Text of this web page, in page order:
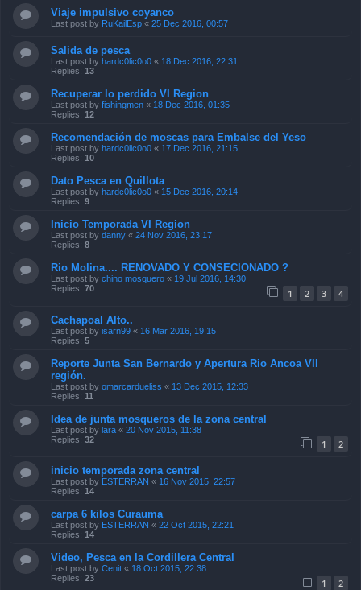
Viaje impulsivo coyanco
Last post by RuKailEsp « 25 Dec 2016, 00:57
Salida de pesca
Last post by hardc0lic0o0 « 18 Dec 2016, 22:31
Replies: 13
Recuperar lo perdido VI Region
Last post by fishingmen « 18 Dec 2016, 01:35
Replies: 12
Recomendación de moscas para Embalse del Yeso
Last post by hardc0lic0o0 « 17 Dec 2016, 21:15
Replies: 10
Dato Pesca en Quillota
Last post by hardc0lic0o0 « 15 Dec 2016, 20:14
Replies: 9
Inicio Temporada VI Region
Last post by danny « 24 Nov 2016, 23:17
Replies: 8
Rio Molina.... RENOVADO Y CONSECIONADO ?
Last post by chino mosquero « 19 Jul 2016, 14:30
Replies: 70 1 2 3 4
Cachapoal Alto..
Last post by isarn99 « 16 Mar 2016, 19:15
Replies: 5
Reporte Junta San Bernardo y Apertura Rio Ancoa VII
región.
Last post by omarcardueliss « 13 Dec 2015, 12:33
Replies: 11
Idea de junta mosqueros de la zona central
Last post by lara « 20 Nov 2015, 11:38
Replies: 32 1 2
inicio temporada zona central
Last post by ESTERRAN « 16 Nov 2015, 22:57
Replies: 14
carpa 6 kilos Curauma
Last post by ESTERRAN « 22 Oct 2015, 22:21
Replies: 14
Video, Pesca en la Cordillera Central
Last post by Cenit « 18 Oct 2015, 22:38
Replies: 23 1 2